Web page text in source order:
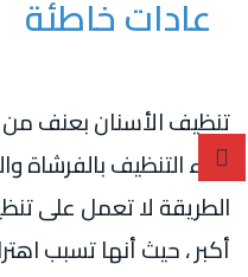
عادات خاطئة
تنظيف الأسنان بعنف
أثناء التنظيف
الطريقة لا تعمل على
أكبر ، حيث أنها تسبب